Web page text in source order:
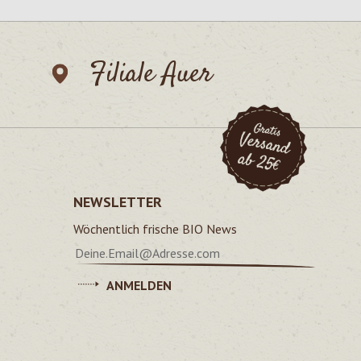
Filiale Auer
NEWSLETTER
Wöchentlich frische BIO News
ANMELDEN